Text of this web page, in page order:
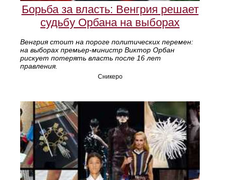
Борьба за власть: Венгрия решает
судьбу Орбана на выборах
Венгрия стоит на пороге политических перемен:
на выборах премьер-министр Виктор Орбан
рискует потерять власть после 16 лет
правления.
Сникеро